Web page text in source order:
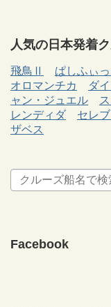
人気の日本発着
飛鳥Ⅱ ぱしふぃ
オロマンチカ
ダ
ャン・ジュエル
レンディダ
セレ
ザベス
Facebook